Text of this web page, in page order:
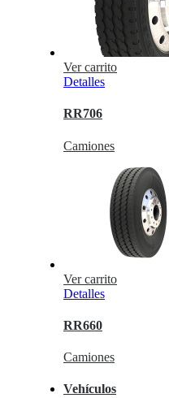
Ver carrito
Detalles
RR706
Camiones
Ver carrito
Detalles
RR660
Camiones
Vehículos